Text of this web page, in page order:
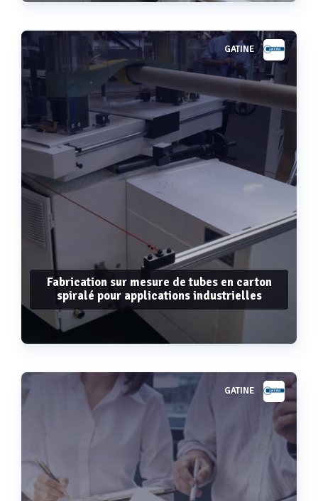
Voir plus GATINE
Fabrication sur mesure de tubes en carton
spiralé pour applications industrielles
Voir plus GATINE